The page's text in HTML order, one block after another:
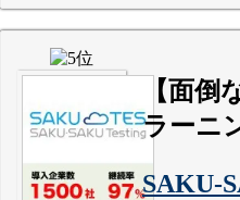
【面倒
ラーニ
SAKU-